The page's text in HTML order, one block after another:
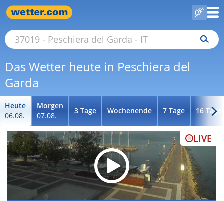
Das Wetter heute in Peschiera del
Garda
Heute
06.08.
Morgen
07.08.
3 Tage Wochenende 7 Tage 16 Tage
LIVE